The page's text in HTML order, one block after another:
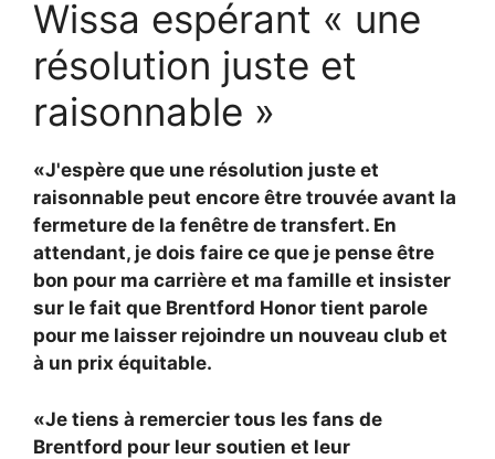
Wissa espérant « une
résolution juste et
raisonnable »
«J'espère que une résolution juste et
raisonnable peut encore être trouvée avant la
fermeture de la fenêtre de transfert. En
attendant, je dois faire ce que je pense être
bon pour ma carrière et ma famille et insister
sur le fait que Brentford Honor tient parole
pour me laisser rejoindre un nouveau club et
à un prix équitable.
«Je tiens à remercier tous les fans de
Brentford pour leur soutien et leur